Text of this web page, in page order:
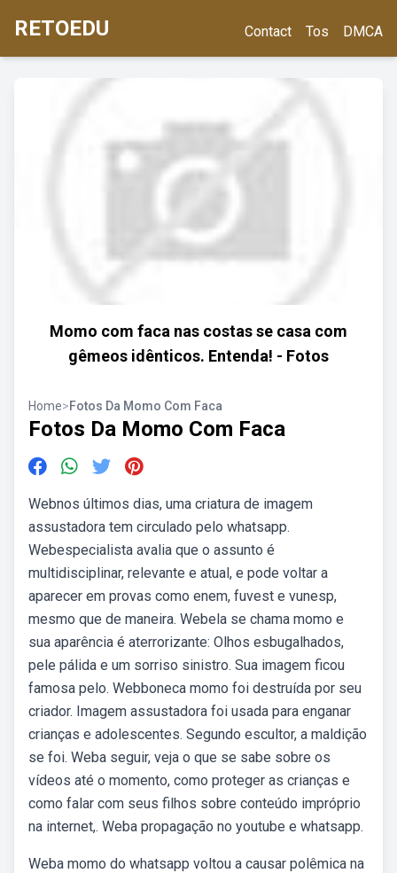
RETOEDU Contact Tos DMCA
Momo com faca nas costas se casa com
gêmeos idênticos. Entenda! - Fotos
Home>Fotos Da Momo Com Faca
Fotos Da Momo Com Faca
Webnos últimos dias, uma criatura de imagem
assustadora tem circulado pelo whatsapp.
Webespecialista avalia que o assunto é
multidisciplinar, relevante e atual, e pode voltar a
aparecer em provas como enem, fuvest e vunesp,
mesmo que de maneira. Webela se chama momo e
sua aparência é aterrorizante: Olhos esbugalhados,
pele pálida e um sorriso sinistro. Sua imagem ficou
famosa pelo. Webboneca momo foi destruída por seu
criador. Imagem assustadora foi usada para enganar
crianças e adolescentes. Segundo escultor, a maldição
se foi. Weba seguir, veja o que se sabe sobre os
vídeos até o momento, como proteger as crianças e
como falar com seus filhos sobre conteúdo impróprio
na internet,. Weba propagação no youtube e whatsapp.
Weba momo do whatsapp voltou a causar polêmica na